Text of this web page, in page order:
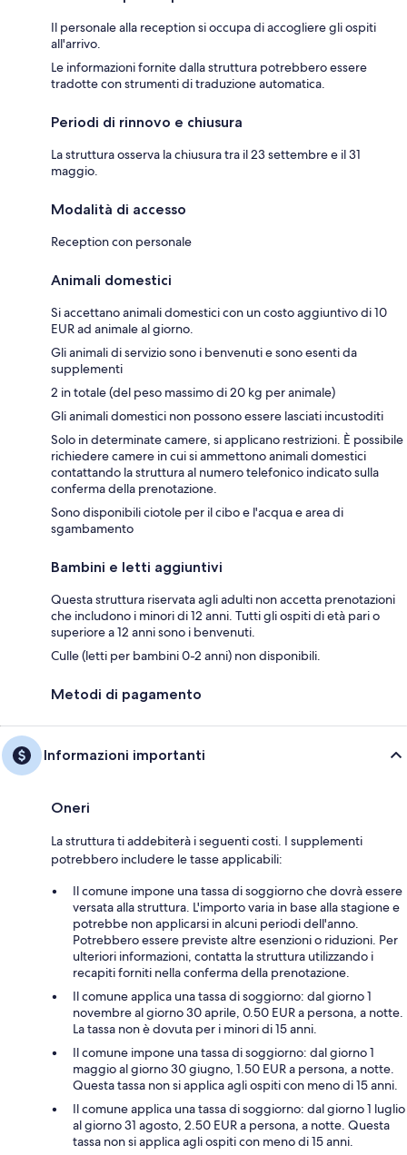
Il personale alla reception si occupa di accogliere gli ospiti
all'arrivo.
Le informazioni fornite dalla struttura potrebbero essere
tradotte con strumenti di traduzione automatica.
Periodi di rinnovo e chiusura
La struttura osserva la chiusura tra il 23 settembre e il 31
maggio.
Modalità di accesso
Reception con personale
Animali domestici
Si accettano animali domestici con un costo aggiuntivo di 10
EUR ad animale al giorno.
Gli animali di servizio sono i benvenuti e sono esenti da
supplementi
2 in totale (del peso massimo di 20 kg per animale)
Gli animali domestici non possono essere lasciati incustoditi
Solo in determinate camere, si applicano restrizioni. È possibile
richiedere camere in cui si ammettono animali domestici
contattando la struttura al numero telefonico indicato sulla
conferma della prenotazione.
Sono disponibili ciotole per il cibo e l'acqua e area di
sgambamento
Bambini e letti aggiuntivi
Questa struttura riservata agli adulti non accetta prenotazioni
che includono i minori di 12 anni. Tutti gli ospiti di età pari o
superiore a 12 anni sono i benvenuti.
Culle (letti per bambini 0-2 anni) non disponibili.
Metodi di pagamento
Informazioni importanti
Oneri
La struttura ti addebiterà i seguenti costi. I supplementi
potrebbero includere le tasse applicabili:
Il comune impone una tassa di soggiorno che dovrà essere
versata alla struttura. L'importo varia in base alla stagione e
potrebbe non applicarsi in alcuni periodi dell'anno.
Potrebbero essere previste altre esenzioni o riduzioni. Per
ulteriori informazioni, contatta la struttura utilizzando i
recapiti forniti nella conferma della prenotazione.
Il comune applica una tassa di soggiorno: dal giorno 1
novembre al giorno 30 aprile, 0.50 EUR a persona, a notte.
La tassa non è dovuta per i minori di 15 anni.
Il comune impone una tassa di soggiorno: dal giorno 1
maggio al giorno 30 giugno, 1.50 EUR a persona, a notte.
Questa tassa non si applica agli ospiti con meno di 15 anni.
Il comune applica una tassa di soggiorno: dal giorno 1 luglio
al giorno 31 agosto, 2.50 EUR a persona, a notte. Questa
tassa non si applica agli ospiti con meno di 15 anni.